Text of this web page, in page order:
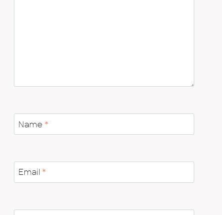
Name *
Email *